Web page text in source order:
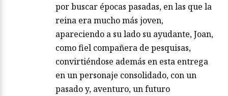
por buscar épocas pasadas, en las que la
reina era mucho más joven,
apareciendo a su lado su ayudante, Joan,
como fiel compañera de pesquisas,
convirtiéndose además en esta entrega
en un personaje consolidado, con un
pasado y, aventuro, un futuro